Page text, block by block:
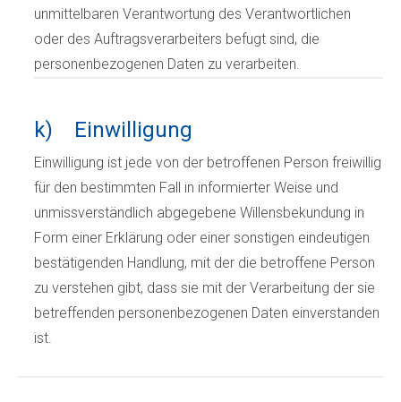
unmittelbaren Verantwortung des Verantwortlichen
oder des Auftragsverarbeiters befugt sind, die
personenbezogenen Daten zu verarbeiten.
k) Einwilligung
Einwilligung ist jede von der betroffenen Person freiwillig
für den bestimmten Fall in informierter Weise und
unmissverständlich abgegebene Willensbekundung in
Form einer Erklärung oder einer sonstigen eindeutigen
bestätigenden Handlung, mit der die betroffene Person
zu verstehen gibt, dass sie mit der Verarbeitung der sie
betreffenden personenbezogenen Daten einverstanden
ist.